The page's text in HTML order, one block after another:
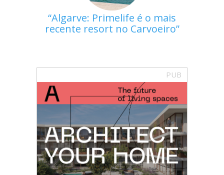
Algarve: Primelife é o mais
recente resort no Carvoeiro
PUB